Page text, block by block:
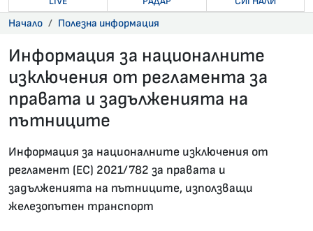
Начало Полезна информация
Информация за националните
изключения от регламента за
правата и задълженията на
пътниците
Информация за националните изключения от
регламент (ЕС) 2021/782 за правата и
задълженията на пътниците, използващи
железопътен транспорт